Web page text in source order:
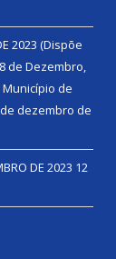
2023 (Dispõe
de Dezembro,
de
dezembro de
DE 2023 12